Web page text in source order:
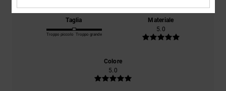
Taglia
Troppo piccolo Troppo grande
Materiale
5.0
Colore
5.0